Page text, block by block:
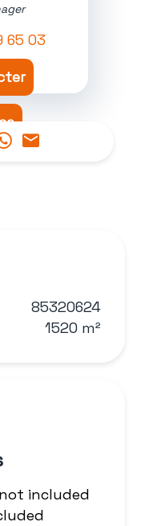
65 03
85320624
1520 m²
included